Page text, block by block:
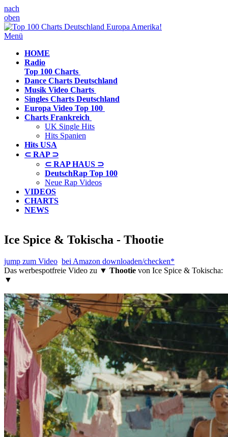
nach
oben
Menü
HOME
Radio
Top 100 Charts
Dance Charts Deutschland
Musik Video Charts
Singles Charts Deutschland
Europa Video Top 100
Charts Frankreich
UK Single Hits
Hits Spanien
Hits USA
⊂ RAP ⊃
⊂ RAP HAUS ⊃
DeutschRap Top 100
Neue Rap Videos
VIDEOS
CHARTS
NEWS
Ice Spice & Tokischa - Thootie
jump zum Video bei Amazon downloaden/checken*
Das werbespotfreie Video zu ▼ Thootie von Ice Spice & Tokischa:
▼